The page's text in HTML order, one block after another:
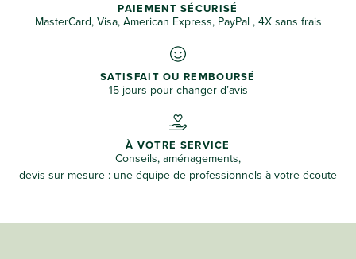
PAIEMENT SÉCURISÉ
MasterCard, Visa, American Express, PayPal , 4X sans frais
SATISFAIT OU REMBOURSÉ
15 jours pour changer d’avis
À VOTRE SERVICE
Conseils, aménagements,
devis sur-mesure : une équipe de professionnels à votre écoute